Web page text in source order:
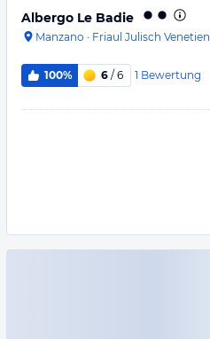
Albergo Le Badie
Manzano · Friaul Julisch Venetien
100% 6 / 6 1 Bewertung